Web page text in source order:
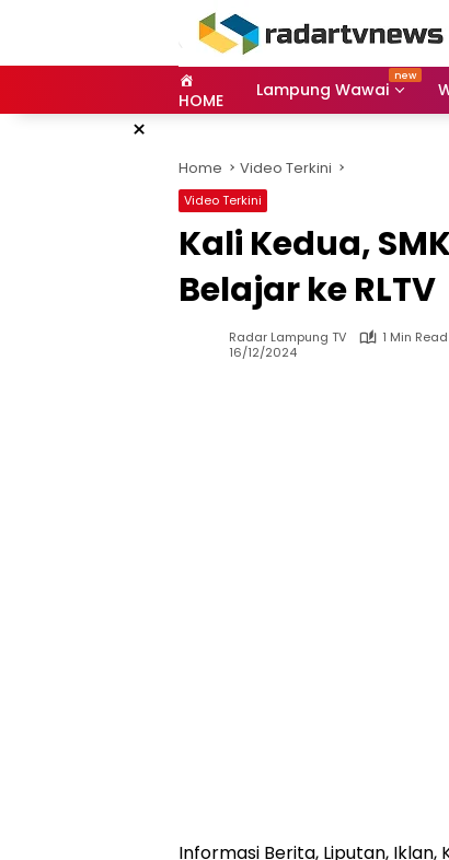
HOME Lampung Wawai
×
Home Video Terkini
Video Terkini
Kali Kedua,
Belajar ke RLTV
Radar Lampung TV
1 Min Read
16/12/2024
Informasi Berita, Liputan, Iklan,